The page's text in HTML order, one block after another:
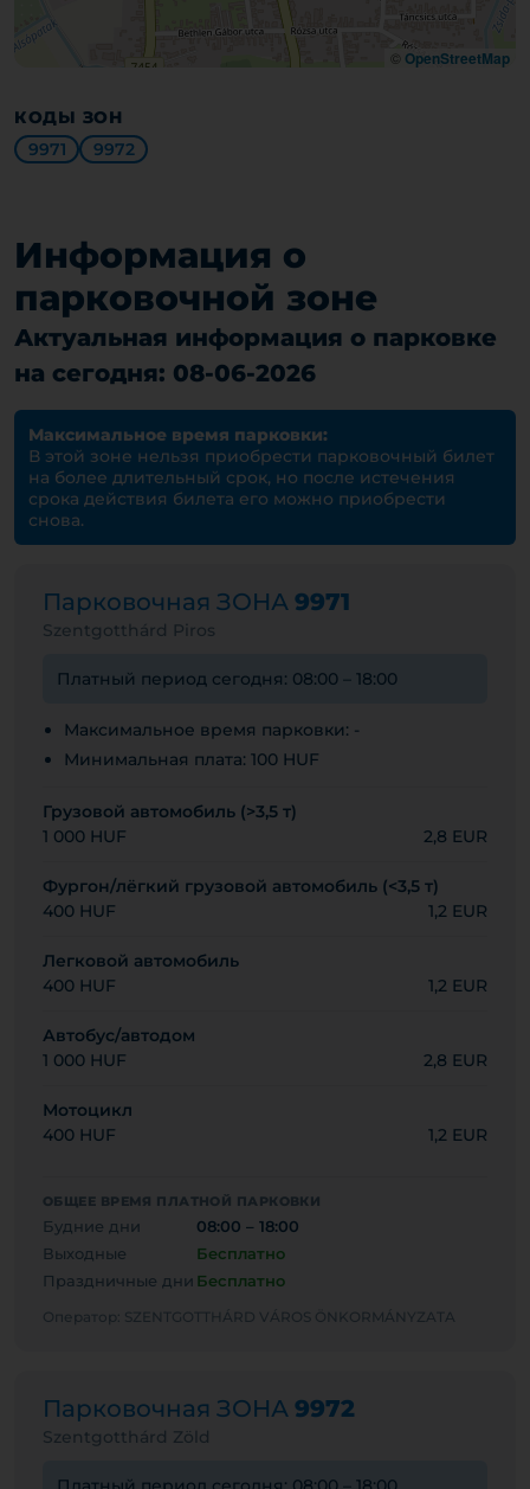
© OpenStreetMap
КОДЫ ЗОН
9971
9972
Информация о
парковочной зоне
Актуальная информация о парковке
на сегодня: 08-06-2026
Максимальное время парковки:
В этой зоне нельзя приобрести парковочный билет
на более длительный срок, но после истечения
срока действия билета его можно приобрести
снова.
Парковочная ЗОНА 9971
Szentgotthárd Piros
Платный период сегодня: 08:00 – 18:00
Максимальное время парковки: -
Минимальная плата: 100 HUF
Грузовой автомобиль (>3,5 т)
1 000 HUF
2,8 EUR
Фургон/лёгкий грузовой автомобиль (<3,5 т)
400 HUF
1,2 EUR
Легковой автомобиль
400 HUF
1,2 EUR
Автобус/автодом
1 000 HUF
2,8 EUR
Мотоцикл
400 HUF
1,2 EUR
ОБЩЕЕ ВРЕМЯ ПЛАТНОЙ ПАРКОВКИ
Будние дни
08:00 – 18:00
Выходные
Бесплатно
Праздничные дни Бесплатно
Оператор: SZENTGOTTHÁRD VÁROS ÖNKORMÁNYZATA
Парковочная ЗОНА 9972
Szentgotthárd Zöld